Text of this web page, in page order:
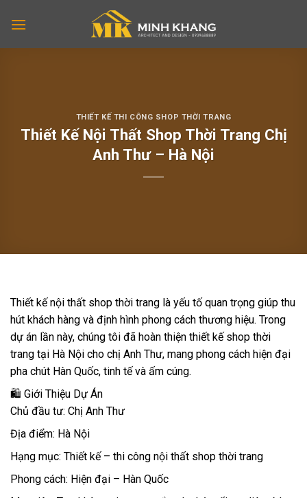
THIẾT KẾ THI CÔNG SHOP THỜI TRANG
Thiết Kế Nội Thất Shop Thời Trang Chị
Anh Thư – Hà Nội
Thiết kế nội thất shop thời trang là yếu tố quan trọng giúp thu
hút khách hàng và định hình phong cách thương hiệu. Trong
dự án lần này, chúng tôi đã hoàn thiện thiết kế shop thời
trang tại Hà Nội cho chị Anh Thư, mang phong cách hiện đại
pha chút Hàn Quốc, tinh tế và ấm cúng.
🛍️ Giới Thiệu Dự Án
Chủ đầu tư: Chị Anh Thư
Địa điểm: Hà Nội
Hạng mục: Thiết kế – thi công nội thất shop thời trang
Phong cách: Hiện đại – Hàn Quốc